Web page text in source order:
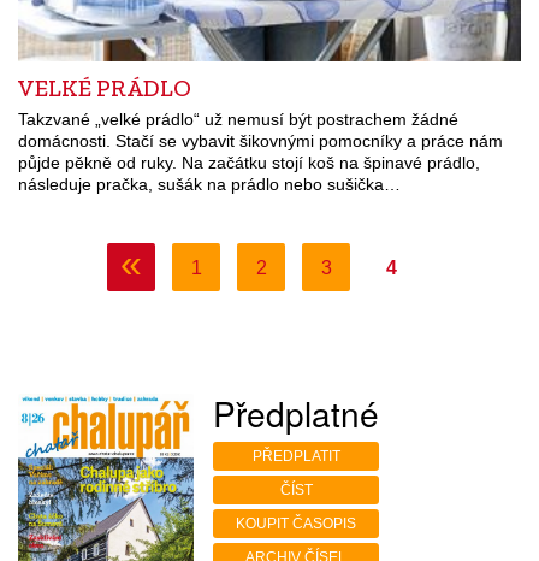
VELKÉ PRÁDLO
Takzvané „velké prádlo“ už nemusí být postrachem žádné
domácnosti. Stačí se vybavit šikovnými pomocníky a práce nám
půjde pěkně od ruky. Na začátku stojí koš na špinavé prádlo,
následuje pračka, sušák na prádlo nebo sušička…
« 1 2 3 4
Předplatné
PŘEDPLATIT
ČÍST
KOUPIT ČASOPIS
ARCHIV ČÍSEL